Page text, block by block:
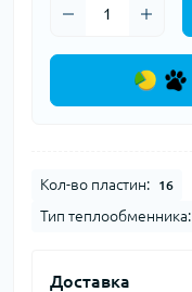
Кол-во пластин: 16
Тип теплообменника:
Доставка